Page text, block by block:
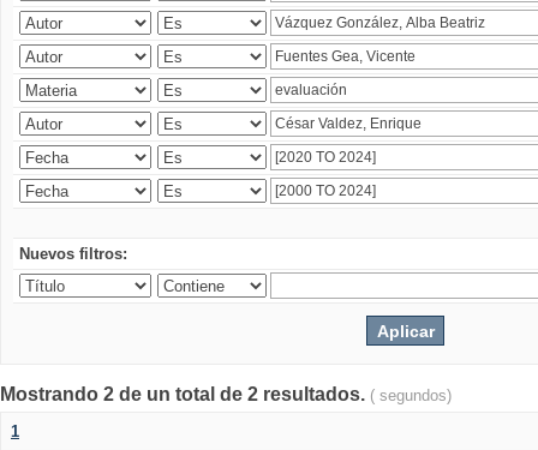
Nuevos filtros:
Mostrando 2 de un total de 2 resultados. ( segundos)
1